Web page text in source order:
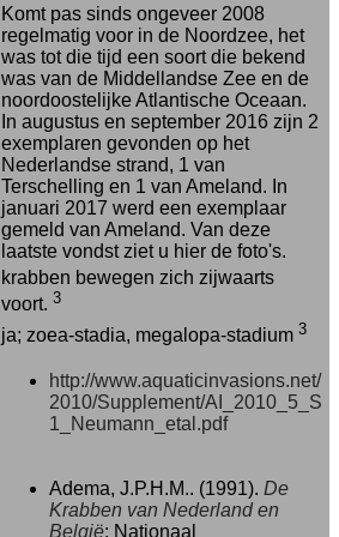
Komt pas sinds ongeveer 2008
regelmatig voor in de Noordzee, het
was tot die tijd een soort die bekend
was van de Middellandse Zee en de
noordoostelijke Atlantische Oceaan.
In augustus en september 2016 zijn 2
exemplaren gevonden op het
Nederlandse strand, 1 van
Terschelling en 1 van Ameland. In
januari 2017 werd een exemplaar
gemeld van Ameland. Van deze
laatste vondst ziet u hier de foto's.
krabben bewegen zich zijwaarts
voort. 3
ja; zoea-stadia, megalopa-stadium 3
http://www.aquaticinvasions.net/
2010/Supplement/AI_2010_5_S
1_Neumann_etal.pdf
Adema, J.P.H.M.. (1991). De
Krabben van Nederland en
België: Nationaal